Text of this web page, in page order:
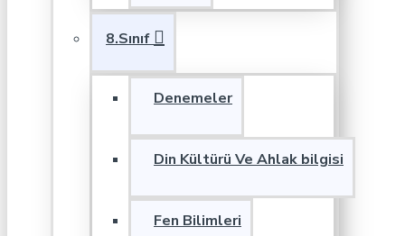
8.Sınıf
Denemeler
Din Kültürü Ve Ahlak bilgisi
Fen Bilimleri